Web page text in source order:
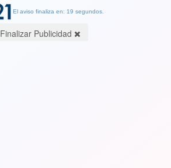
El aviso finaliza en: 19 segundos.
Finalizar Publicidad